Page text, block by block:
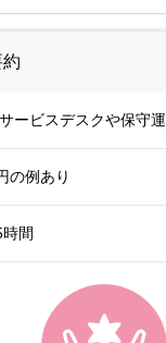
ービスデスクや保守
の例あり
間